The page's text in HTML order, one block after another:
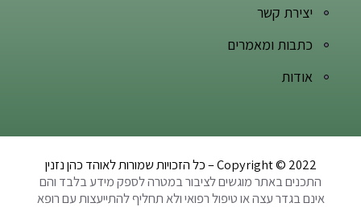
יצירת קשר
כתבות ומאמרים
אודות
Copyright © 2022 – כל הזכויות שמורות לאוהד כהן נזנין
התכנים באתר מוגשים לציבור במטרה לספק מידע בלבד והם
אינם בגדר עצה או טיפול רפואי ולא תחליף להתייעצות עם רופא